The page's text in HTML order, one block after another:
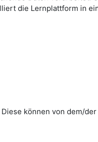
die Lernplattform in
können von dem/der